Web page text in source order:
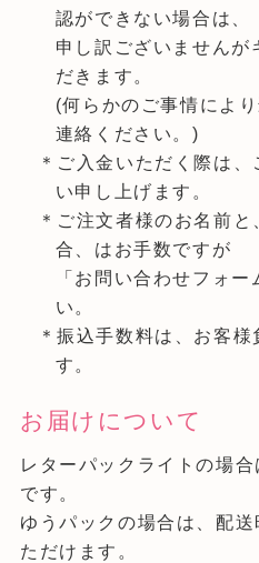
認ができない場合は、
申し訳ございませんが
だきます。
(何らかのご事情によ
連絡ください。)
＊ご入金いただく際は
い申し上げます。
＊ご注文者様のお名前
合、はお手数ですが
「お問い合わせフォ
い。
＊振込手数料は、お客
す。
お届けについて
レターパックライトの場
です。
ゆうパックの場合は、配
ただけます。